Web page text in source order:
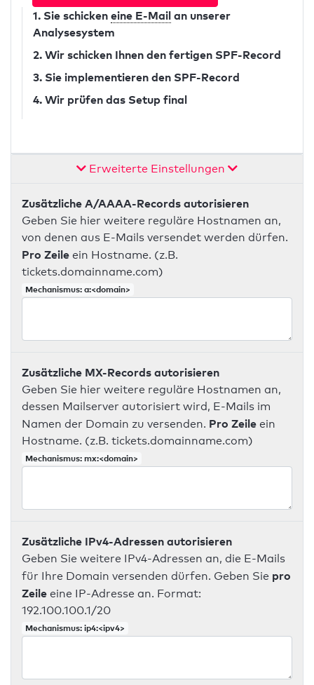
1. Sie schicken eine E-Mail an unserer
Analysesystem
2. Wir schicken Ihnen den fertigen SPF-Record
3. Sie implementieren den SPF-Record
4. Wir prüfen das Setup final
Erweiterte Einstellungen
Zusätzliche A/AAAA-Records autorisieren
Geben Sie hier weitere reguläre Hostnamen an,
von denen aus E-Mails versendet werden dürfen.
Pro Zeile ein Hostname. (z.B.
tickets.domainname.com)
Mechanismus: a:<domain>
Zusätzliche MX-Records autorisieren
Geben Sie hier weitere reguläre Hostnamen an,
dessen Mailserver autorisiert wird, E-Mails im
Namen der Domain zu versenden. Pro Zeile ein
Hostname. (z.B. tickets.domainname.com)
Mechanismus: mx:<domain>
Zusätzliche IPv4-Adressen autorisieren
Geben Sie weitere IPv4-Adressen an, die E-Mails
für Ihre Domain versenden dürfen. Geben Sie pro
Zeile eine IP-Adresse an. Format:
192.100.100.1/20
Mechanismus: ip4:<ipv4>